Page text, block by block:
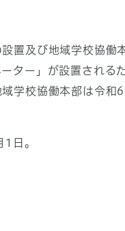
置及び地域学校協
ター」が設置され
学校協働本部は令和
日。